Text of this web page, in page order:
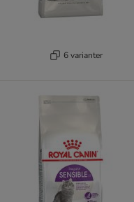
6 varianter